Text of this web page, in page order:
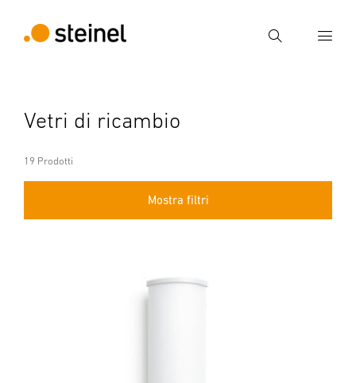
Ricerca
Ricerca
Vetri di ricambio
19 Prodotti
Mostra filtri